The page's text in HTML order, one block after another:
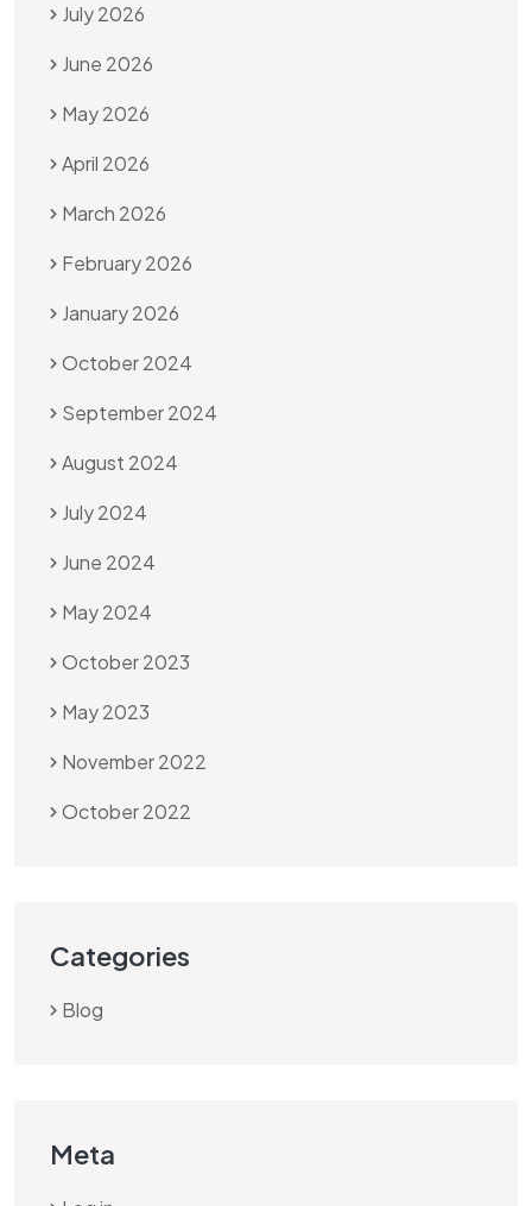
July 2026
June 2026
May 2026
April 2026
March 2026
February 2026
January 2026
October 2024
September 2024
August 2024
July 2024
June 2024
May 2024
October 2023
May 2023
November 2022
October 2022
Categories
Blog
Meta